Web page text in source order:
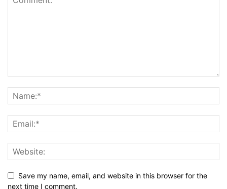
Save my name, email, and website in this browser for the
next time I comment.